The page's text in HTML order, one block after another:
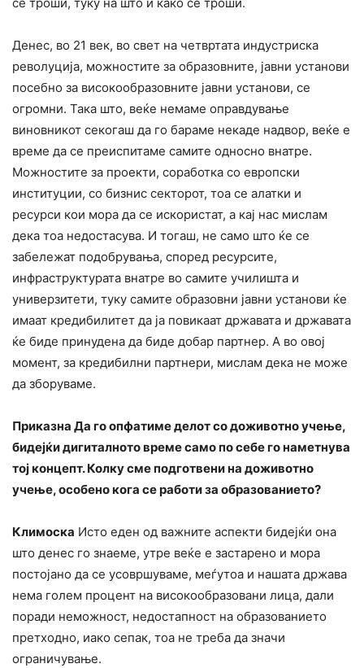
Денес, во 21 век, во свет на четвртата индустриска
револуција, можностите за образовните, јавни установи
посебно за високообразовните јавни установи, се
огромни. Така што, веќе немаме оправдување
виновникот секогаш да го бараме некаде надвор, веќе е
време да се преиспитаме самите односно внатре.
Можностите за проекти, соработка со европски
институции, со бизнис секторот, тоа се алатки и
ресурси кои мора да се искористат, а кај нас мислам
дека тоа недостасува. И тогаш, не само што ќе се
забележат подобрувања, според ресурсите,
инфраструктурата внатре во самите училишта и
универзитети, туку самите образовни јавни установи ќе
имаат кредибилитет да ја повикаат државата и државата
ќе биде принудена да биде добар партнер. А во овој
момент, за кредибилни партнери, мислам дека не може
да зборуваме.
Приказна Да го опфатиме делот со доживотно учење,
бидејќи дигиталното време само по себе го наметнува
тој концепт. Колку сме подготвени на доживотно
учење, особено кога се работи за образованието?
Климоска Исто еден од важните аспекти бидејќи она
што денес го знаеме, утре веќе е застарено и мора
постојано да се усовршуваме, меѓутоа и нашата држава
нема голем процент на високообразовани лица, дали
поради неможност, недостапност на образованието
претходно, иако сепак, тоа не треба да значи
ограничување.